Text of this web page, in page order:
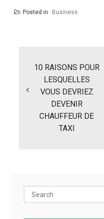
Posted in Business
10 RAISONS POUR
LESQUELLES
VOUS DEVRIEZ
DEVENIR
CHAUFFEUR DE
TAXI
Search
for: